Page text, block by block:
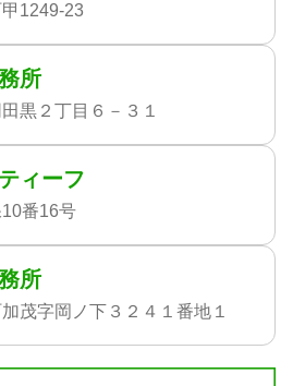
1249-23
所
黒２丁目６－３１
ィーフ
番16号
所
茂字岡ノ下３２４１番地１